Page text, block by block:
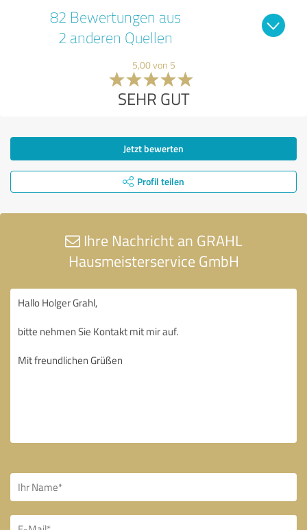
82 Bewertungen aus
2 anderen Quellen
5,00 von 5
SEHR GUT
Jetzt bewerten
Profil teilen
Ihre Nachricht an GRAHL
Hausmeisterservice GmbH